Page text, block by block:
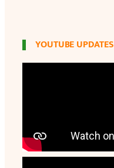
YOUTUBE UPDATES